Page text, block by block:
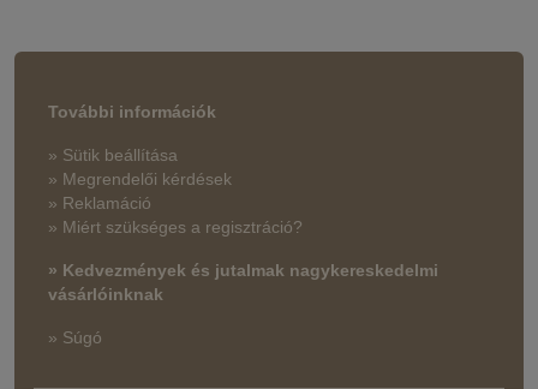
További információk
» Sütik beállítása
» Megrendelői kérdések
» Reklamáció
» Miért szükséges a regisztráció?
» Kedvezmények és jutalmak nagykereskedelmi
vásárlóinknak
» Súgó